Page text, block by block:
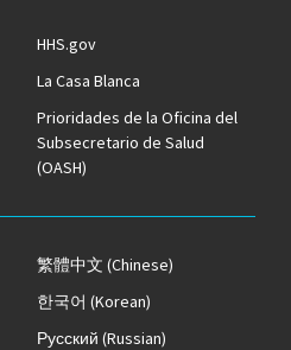
HHS.gov
La Casa Blanca
Prioridades de la Oficina del
Subsecretario de Salud
(OASH)
繁體中文 (Chinese)
한국어 (Korean)
Русский (Russian)